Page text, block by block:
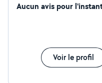
Aucun avis pour
Voir le profil